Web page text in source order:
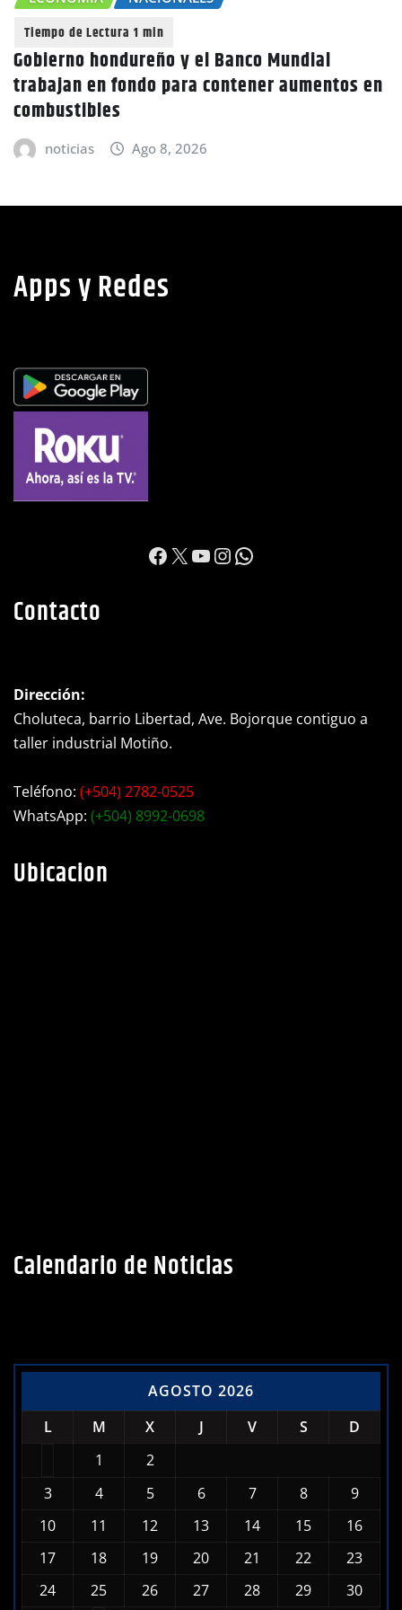
hondureño y el Banco Mundial
en fondo para contener aumentos en
Ago 8, 2026
Apps y Redes
https://
X YouTube
Instagram
WhatsApp
Contacto
Dirección:
Choluteca, barrio Libertad, Ave. Bojorque contiguo a
taller industrial Motiño.
Teléfono: (+504) 2782-0525
WhatsApp: (+504) 8992-0698
Ubicacion
Calendario de Noticias
AGOSTO 2026
L
M X J V S
D
1
2
3
4 5 6 7 8
9
10
11 12 13 14 15
16
17
18 19 20 21 22
23
24
25 26 27 28 29 30